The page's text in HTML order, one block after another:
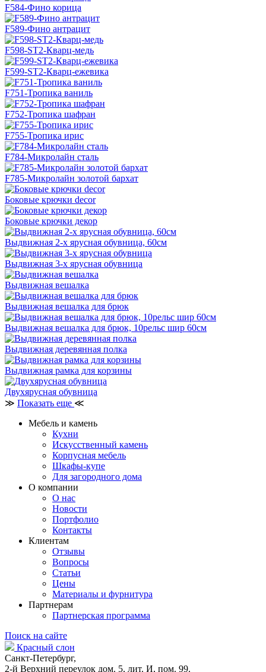
F584-Фино корица
F589-Фино антрацит
F598-ST2-Кварц-медь
F599-ST2-Кварц-ежевика
F751-Тропика ваниль
F752-Тропика шафран
F755-Тропика ирис
F784-Микролайн сталь
F785-Микролайн золотой бархат
Боковые крючки deсor
Боковые крючки декор
Выдвижная 2-х ярусная обувница, 60см
Выдвижная 3-х ярусная обувница
Выдвижная вешалка
Выдвижная вешалка для брюк
Выдвижная вешалка для брюк, 10рельс шир 60см
Выдвижная деревянная полка
Выдвижная рамка для корзины
Двухярусная обувница
≫ Показать еще ≪
Мебель и камень
Кухни
Искусственный камень
Корпусная мебель
Шкафы-купе
Для загородного дома
О компании
О нас
Новости
Портфолио
Контакты
Клиентам
Отзывы
Вопросы
Статьи
Цены
Материалы и фурнитура
Партнерам
Партнерская программа
Поиск на сайте
Красный слон
Санкт-Петербург,
2-й Верхний переулок дом. 5, лит. И, пом. 99.